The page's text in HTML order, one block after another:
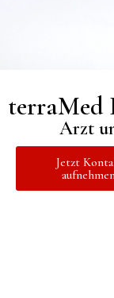
terraMed
Arzt
Jetzt